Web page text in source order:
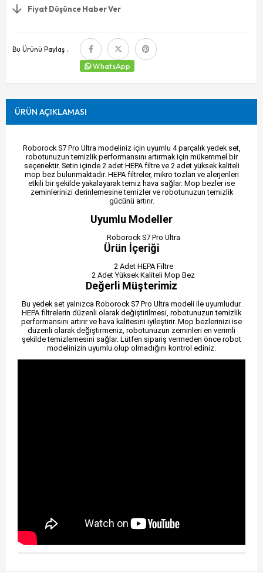
Fiyat Düşünce Haber Ver
Bu Ürünü Paylaş :
WhatsApp
ÜRÜN AÇIKLAMASI
Roborock S7 Pro Ultra modeliniz için uyumlu 4 parçalık yedek set,
robotunuzun temizlik performansını artırmak için mükemmel bir
seçenektir. Setin içinde 2 adet HEPA filtre ve 2 adet yüksek kaliteli
mop bez bulunmaktadır. HEPA filtreler, mikro tozları ve alerjenleri
etkili bir şekilde yakalayarak temiz hava sağlar. Mop bezler ise
zeminlerinizi derinlemesine temizler ve robotunuzun temizlik
gücünü artırır.
Uyumlu Modeller
Roborock S7 Pro Ultra
Ürün İçeriği
2 Adet HEPA Filtre
2 Adet Yüksek Kaliteli Mop Bez
Değerli Müşterimiz
Bu yedek set yalnızca Roborock S7 Pro Ultra modeli ile uyumludur.
HEPA filtrelerin düzenli olarak değiştirilmesi, robotunuzun temizlik
performansını artırır ve hava kalitesini iyileştirir. Mop bezlerinizi ise
düzenli olarak değiştirmeniz, robotunuzun zeminleri en verimli
şekilde temizlemesini sağlar. Lütfen sipariş vermeden önce robot
modelinizin uyumlu olup olmadığını kontrol ediniz.